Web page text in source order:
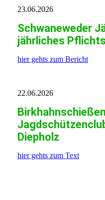
23.06.2026
Schwaneweder
jährliches
hier gehts zum Bericht
22.06.2026
Diepholz
hier gehts zum Text